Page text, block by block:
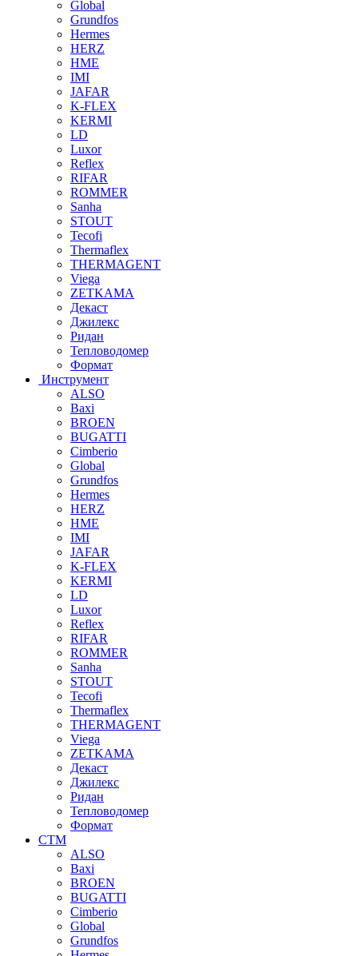
Global
Grundfos
Hermes
HERZ
HME
IMI
JAFAR
K-FLEX
KERMI
LD
Luxor
Reflex
RIFAR
ROMMER
Sanha
STOUT
Tecofi
Thermaflex
THERMAGENT
Viega
ZETKAMA
Декаст
Джилекс
Ридан
Тепловодомер
Формат
Инструмент
ALSO
Baxi
BROEN
BUGATTI
Cimberio
Global
Grundfos
Hermes
HERZ
HME
IMI
JAFAR
K-FLEX
KERMI
LD
Luxor
Reflex
RIFAR
ROMMER
Sanha
STOUT
Tecofi
Thermaflex
THERMAGENT
Viega
ZETKAMA
Декаст
Джилекс
Ридан
Тепловодомер
Формат
СТМ
ALSO
Baxi
BROEN
BUGATTI
Cimberio
Global
Grundfos